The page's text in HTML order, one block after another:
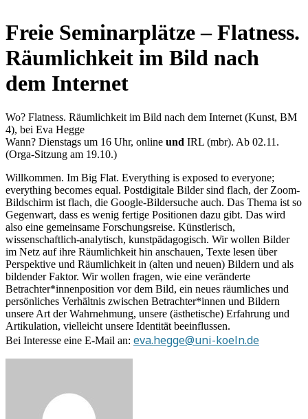
Freie Seminarplätze – Flatness.
Räumlichkeit im Bild nach
dem Internet
Wo? Flatness. Räumlichkeit im Bild nach dem Internet (Kunst, BM
4), bei Eva Hegge
Wann? Dienstags um 16 Uhr, online und IRL (mbr). Ab 02.11.
(Orga-Sitzung am 19.10.)
Willkommen. Im Big Flat. Everything is exposed to everyone;
everything becomes equal. Postdigitale Bilder sind flach, der Zoom-
Bildschirm ist flach, die Google-Bildersuche auch. Das Thema ist so
Gegenwart, dass es wenig fertige Positionen dazu gibt. Das wird
also eine gemeinsame Forschungsreise. Künstlerisch,
wissenschaftlich-analytisch, kunstpädagogisch. Wir wollen Bilder
im Netz auf ihre Räumlichkeit hin anschauen, Texte lesen über
Perspektive und Räumlichkeit in (alten und neuen) Bildern und als
bildender Faktor. Wir wollen fragen, wie eine veränderte
Betrachter*innenposition vor dem Bild, ein neues räumliches und
persönliches Verhältnis zwischen Betrachter*innen und Bildern
unsere Art der Wahrnehmung, unsere (ästhetische) Erfahrung und
Artikulation, vielleicht unsere Identität beeinflussen.
Bei Interesse eine E-Mail an: eva.hegge@uni-koeln.de